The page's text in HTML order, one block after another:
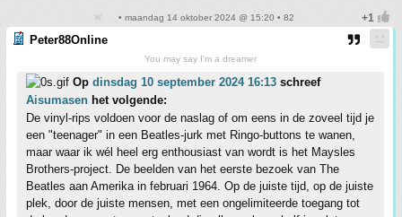
• maandag 14 oktober 2024 @ 15:20 • 82
Peter88Online
You may say I'm a dreamer
Op dinsdag 10 september 2024 16:13 schreef
Aisumasen het volgende:
De vinyl-rips voldoen voor de naslag of om eens in de zoveel tijd je
een "teenager" in een Beatles-jurk met Ringo-buttons te wanen,
maar waar ik wél heel erg enthousiast van wordt is het Maysles
Brothers-project. De beelden van het eerste bezoek van The
Beatles aan Amerika in februari 1964. Op de juiste tijd, op de juiste
plek, door de juiste mensen, met een ongelimiteerde toegang tot